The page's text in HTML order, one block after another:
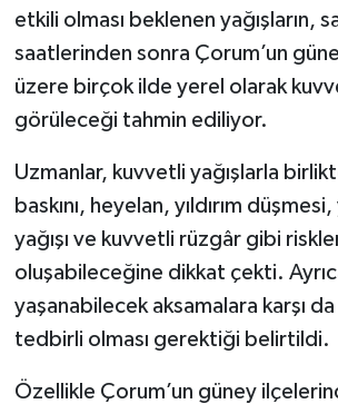
etkili olması beklenen yağışların,
saatlerinden sonra Çorum’un
üzere birçok ilde yerel olarak
görüleceği tahmin ediliyor.
Uzmanlar, kuvvetli yağışlarla
baskını, heyelan, yıldırım
yağışı ve kuvvetli rüzgâr gibi
oluşabileceğine dikkat çekti.
yaşanabilecek aksamalara karşı
tedbirli olması gerektiği belirtildi.
Özellikle Çorum’un güney